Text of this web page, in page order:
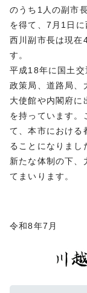
のうち1人の副市
を得て、7月1日に
西川副市長は現在
す。
平成18年に国土
政策局、道路局、
大使館や内閣府に
を持っています。
て、本市における
ることになりまし
新たな体制の下、
てまいります。
令和8年7月